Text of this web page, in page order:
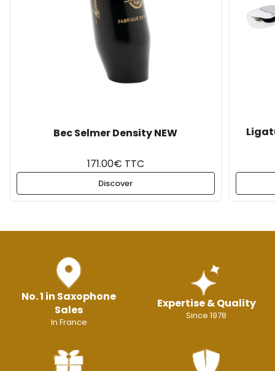
Bec Selmer Density NEW
171.00€ TTC
Discover
No. 1 in Saxophone
Sales
In France
Expertise & Quality
Since 1978